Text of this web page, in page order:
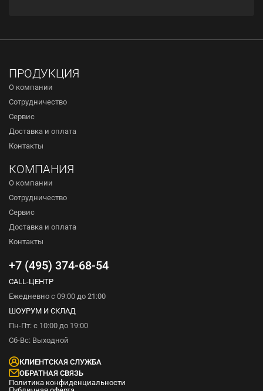
ПРОДУКЦИЯ
О компании
Сотрудничество
Сервис
Доставка и оплата
Контакты
КОМПАНИЯ
О компании
Сотрудничество
Сервис
Доставка и оплата
Контакты
+7 (495) 374-68-54
CALL-ЦЕНТР
Ежедневно с 09:00 до 21:00
ШОУРУМ И СКЛАД
Пн-Пт: с 10:00 до 19:00
Сб-Вс: Выходной
КЛИЕНТСКАЯ СЛУЖБА
ОБРАТНАЯ СВЯЗЬ
Политика конфиденциальности